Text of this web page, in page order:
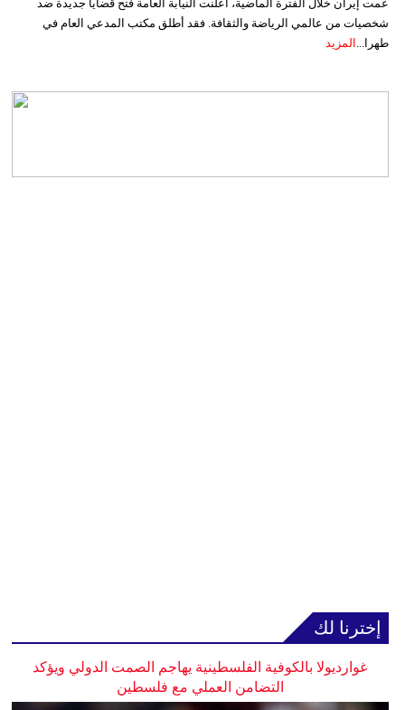
عمت إيران خلال الفترة الماضية، أعلنت النيابة العامة فتح قضايا جديدة ضد
شخصيات من عالمي الرياضة والثقافة. فقد أطلق مكتب المدعي العام في
طهرا... المزيد
إخترنا لك
غوارديولا بالكوفية الفلسطينية يهاجم الصمت الدولي ويؤكد
التضامن العملي مع فلسطين